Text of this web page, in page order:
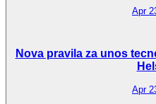
Apr
Nova pravila za unos
Apr